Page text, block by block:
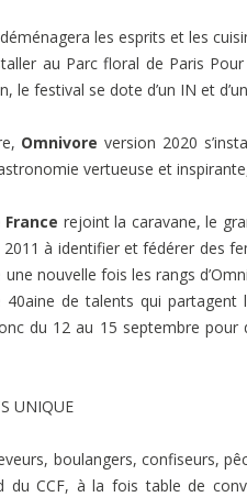
les esprits et les
au Parc floral de Paris
le festival se dote d’un IN et
Omnivore version 2020
vertueuse et
rejoint la caravane, le
à identifier et fédérer des
nouvelle fois les rangs
40aine de talents qui
du 12 au 15 septembre
UNIQUE
boulangers, confiseurs,
du CCF, à la fois table de